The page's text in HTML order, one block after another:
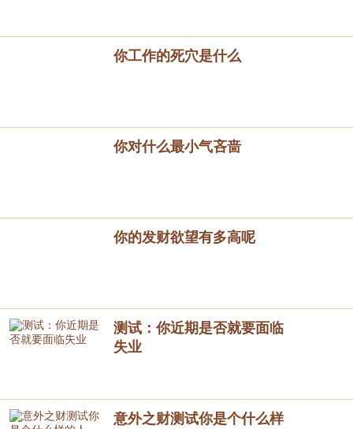
你工作的死穴是什么
你对什么最小气吝啬
你的发财欲望有多高呢
测试：你近期是否就要面临
失业
意外之财测试你是个什么样